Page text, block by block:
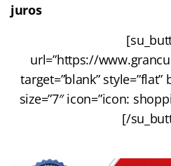
juros
url=”https://
target=”blank”
size=”7″ icon=”icon:
[/